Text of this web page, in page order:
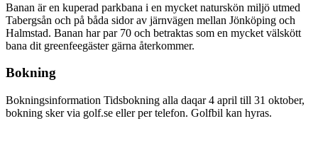
Banan är en kuperad parkbana i en mycket naturskön miljö utmed
Tabergsån och på båda sidor av järnvägen mellan Jönköping och
Halmstad. Banan har par 70 och betraktas som en mycket välskött
bana dit greenfeegäster gärna återkommer.
Bokning
Bokningsinformation Tidsbokning alla daqar 4 april till 31 oktober,
bokning sker via golf.se eller per telefon. Golfbil kan hyras.